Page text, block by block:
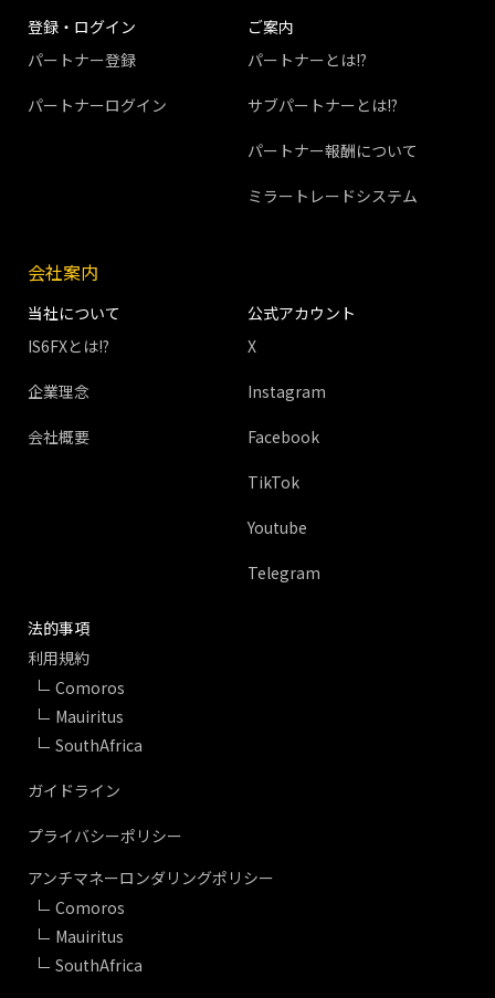
登録・ログイン
パートナー登録
パートナーログイン
ご案内
パートナーとは!?
サブパートナーとは!?
パートナー報酬について
ミラートレードシステム
会社案内
当社について
IS6FXとは!?
企業理念
会社概要
公式アカウント
X
Instagram
Facebook
TikTok
Youtube
Telegram
法的事項
利用規約
Comoros
Mauiritus
SouthAfrica
ガイドライン
プライバシーポリシー
アンチマネーロンダリングポリシー
Comoros
Mauiritus
SouthAfrica